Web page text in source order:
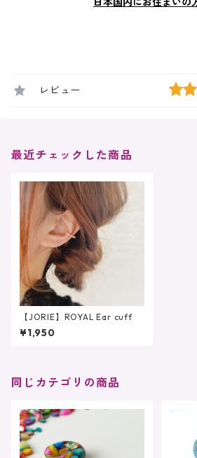
レビュー
最近チェックした商品
【JORIE】ROYAL Ear cuff
¥1,950
同じカテゴリの商品